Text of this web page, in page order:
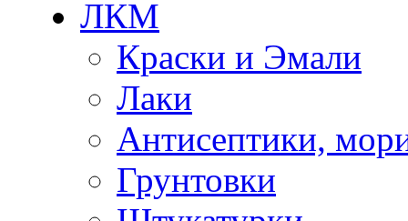
ЛКМ
Краски и Эмали
Лаки
Антисептики,
Грунтовки